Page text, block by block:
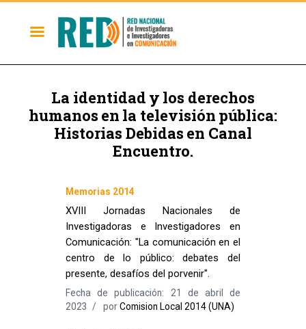
La identidad y los derechos
humanos en la televisión pública:
Historias Debidas en Canal
Encuentro.
Memorias 2014
XVIII Jornadas Nacionales de
Investigadoras e Investigadores en
Comunicación: "La comunicación en el
centro de lo público: debates del
presente, desafíos del porvenir".
Fecha de publicación: 21 de abril de
2023
porComision Local 2014 (UNA)